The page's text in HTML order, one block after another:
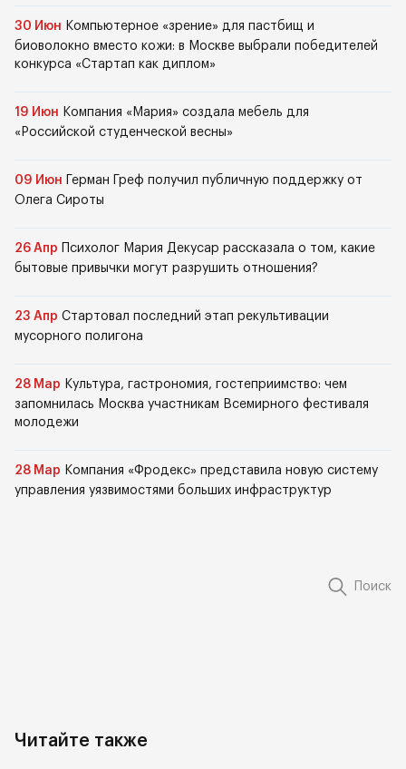
30 Июн Компьютерное «зрение» для пастбищ и
биоволокно вместо кожи: в Москве выбрали победителей
конкурса «Стартап как диплом»
19 Июн Компания «Мария» создала мебель для
«Российской студенческой весны»
09 Июн
Герман Греф получил публичную поддержку от
Олега Сироты
26 Апр
Психолог Мария Декусар рассказала о том, какие
бытовые привычки могут разрушить отношения?
23 Апр Стартовал последний этап рекультивации
мусорного полигона
28 Мар Культура, гастрономия, гостеприимство: чем
запомнилась Москва участникам Всемирного фестиваля
молодежи
28 Мар Компания «Фродекс» представила новую систему
управления уязвимостями больших инфраструктур
Поиск
Читайте также